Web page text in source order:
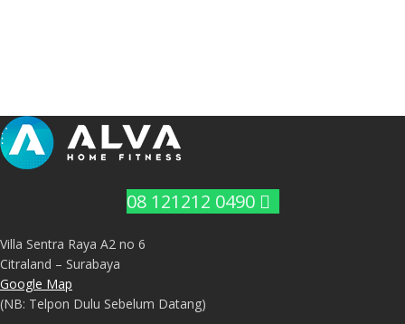
08 121212 0490
Villa Sentra Raya A2 no 6
Citraland – Surabaya
Google Map
(NB: Telpon Dulu Sebelum Datang)